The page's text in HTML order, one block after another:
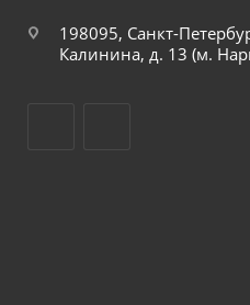
198095, Санкт-
Калинина, д. 13 (м.